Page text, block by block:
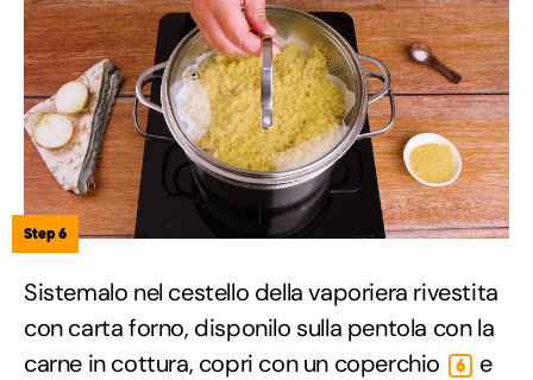
Step 6
Sistemalo nel cestello della vaporiera rivestita
con carta forno, disponilo sulla pentola con la
carne in cottura, copri con un coperchio
6
e